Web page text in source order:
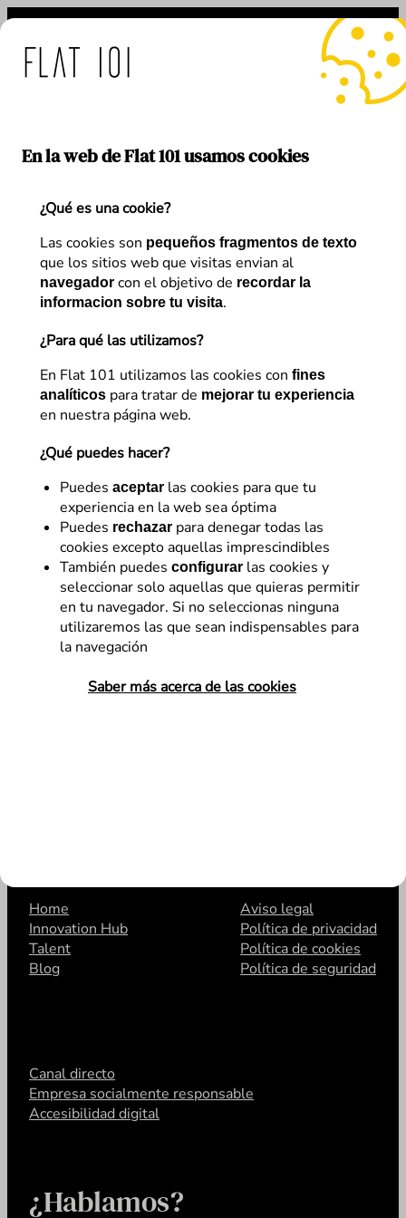
En la web de Flat 101 usamos cookies
¿Qué es una cookie?
Las cookies son pequeños fragmentos de texto
que los sitios web que visitas envian al
navegador con el objetivo de recordar la
informacion sobre tu visita.
¿Para qué las utilizamos?
En Flat 101 utilizamos las cookies con fines
analíticos para tratar de mejorar tu experiencia
en nuestra página web.
¿Qué puedes hacer?
Puedes aceptar las cookies para que tu
experiencia en la web sea óptima
Puedes rechazar para denegar todas las
cookies excepto aquellas imprescindibles
También puedes configurar las cookies y
seleccionar solo aquellas que quieras permitir
en tu navegador. Si no seleccionas ninguna
utilizaremos las que sean indispensables para
la navegación
Saber más acerca de las cookies
Saltar
contenido
ERROR
UPS, Pareces perdido …
La página a la que intentas acceder no
Para encontrar lo que buscas, dirígete a la
home.
VOLVER A LA HOME
Home
Innovation Hub
Talent
Blog
Aviso legal
Política de privacidad
Política de cookies
Política de seguridad
Canal directo
Empresa socialmente responsable
Accesibilidad digital
¿Hablamos?